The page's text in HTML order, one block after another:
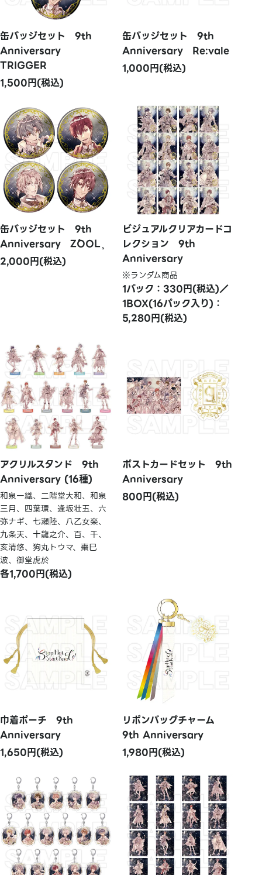
缶バッジセット 9th
Anniversary
TRIGGER
1,500円(税込)
缶バッジセット 9th
Anniversary Re:vale
1,000円(税込)
缶バッジセット 9th
Anniversary ŹOOĻ
2,000円(税込)
ビジュアルクリアカードコ
レクション 9th
Anniversary
※ランダム商品
1パック：330円(税込)／
1BOX(16パック入り)：
5,280円(税込)
アクリルスタンド 9th
Anniversary (16種)
和泉一織、二階堂大和、和泉
三月、四葉環、逢坂壮五、六
弥ナギ、七瀬陸、八乙女楽、
九条天、十龍之介、百、千、
亥清悠、狗丸トウマ、棗巳
波、御堂虎於
各1,700円(税込)
ポストカードセット 9th
Anniversary
800円(税込)
巾着ポーチ 9th
Anniversary
1,650円(税込)
リボンバッグチャーム
9th Anniversary
1,980円(税込)